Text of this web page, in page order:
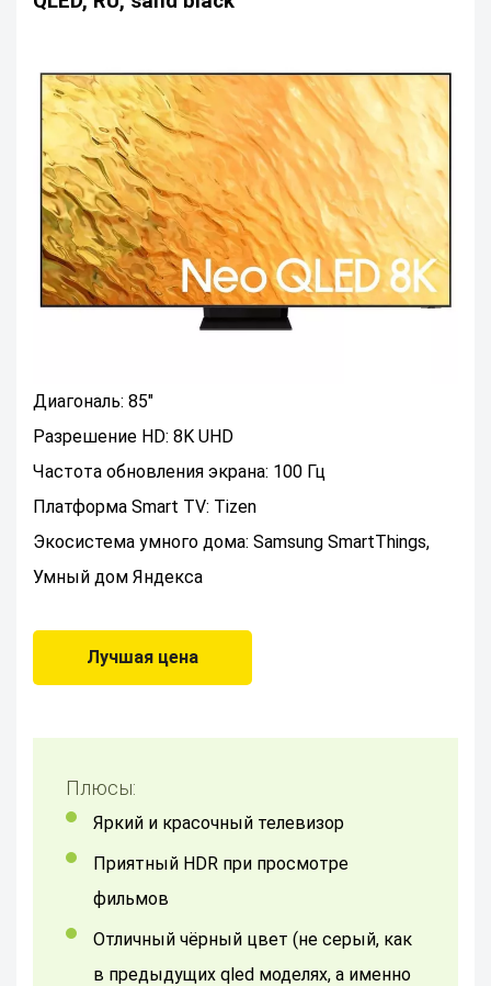
Диагональ: 85"
Разрешение HD: 8K UHD
Частота обновления экрана: 100 Гц
Платформа Smart TV: Tizen
Экосистема умного дома: Samsung SmartThings,
Умный дом Яндекса
Лучшая цена
Плюсы:
яркий и красочный телевизор
приятный HDR при просмотре
фильмов
отличный чёрный цвет (не серый, как
в предыдущих qled моделях, а именно